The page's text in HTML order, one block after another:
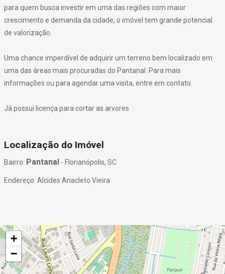
para quem busca investir em uma das regiões com maior
crescimento e demanda da cidade, o imóvel tem grande potencial
de valorização.
Uma chance imperdível de adquirir um terreno bem localizado em
uma das áreas mais procuradas do Pantanal. Para mais
informações ou para agendar uma visita, entre em contato.
Já possui licença para cortar as arvores
Localização do Imóvel
Bairro: Pantanal - Florianópolis, SC
Endereço: Alcides Anacleto Vieira
+
−